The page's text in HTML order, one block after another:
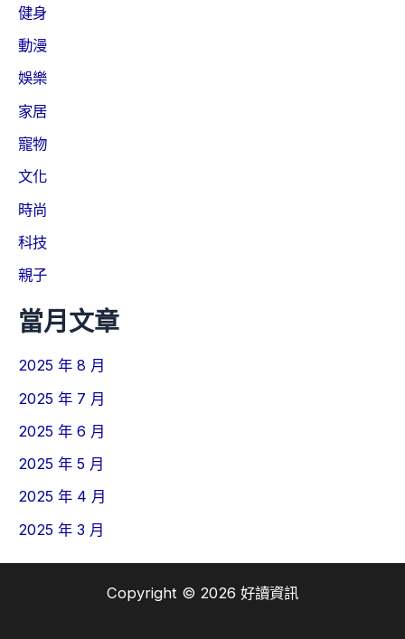
健身
動漫
娛樂
家居
寵物
文化
時尚
科技
親子
當月文章
2025 年 8 月
2025 年 7 月
2025 年 6 月
2025 年 5 月
2025 年 4 月
2025 年 3 月
Copyright © 2026 好讀資訊